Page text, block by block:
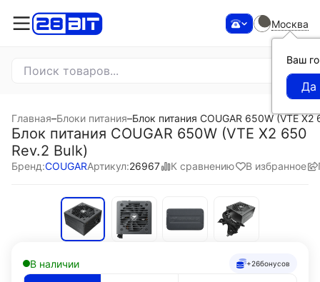
Москва
Ваш
Главная–Блоки питания–Блок питания COUGAR 650W (VTE X2
Блок питания COUGAR 650W (VTE X2 650
Rev.2 Bulk)
Бренд:COUGARАртикул:26967 К сравнению В избранное
В наличии +26бонусов